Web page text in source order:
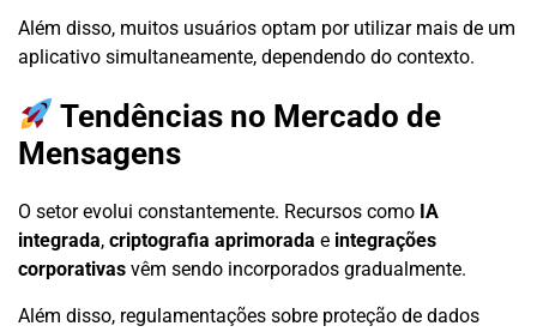
Além disso, muitos usuários optam por utilizar mais de um
aplicativo simultaneamente, dependendo do contexto.
Tendências no Mercado de
Mensagens
O setor evolui constantemente. Recursos como IA
integrada, criptografia aprimorada e integrações
corporativas vêm sendo incorporados gradualmente.
Além disso, regulamentações sobre proteção de dados